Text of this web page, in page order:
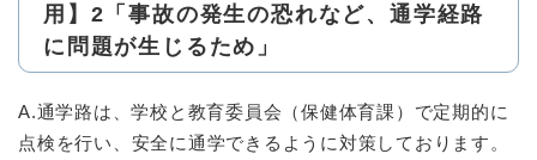
用】2「事故の発生の恐れなど、通学経路
に問題が生じるため」
A.通学路は、学校と教育委員会（保健体育課）で定期的に
点検を行い、安全に通学できるように対策しております。